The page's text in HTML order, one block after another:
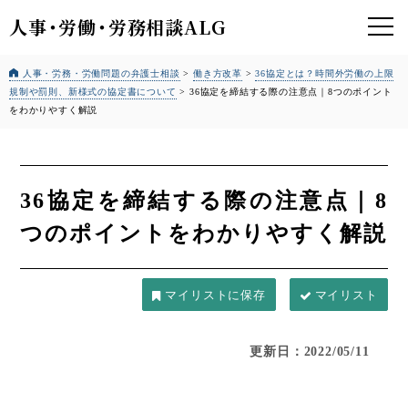
人事・労働・労務相談ALG
人事・労務・労働問題の弁護士相談 >働き方改革 >36協定とは？時間外労働の上限
規制や罰則、新様式の協定書について >36協定を締結する際の注意点｜8つのポイント
をわかりやすく解説
36協定を締結する際の注意点｜8
つのポイントをわかりやすく解説
マイリスト
更新日：2022/05/11